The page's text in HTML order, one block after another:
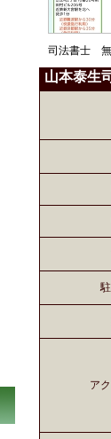
司法書士 無
山本泰生
ア